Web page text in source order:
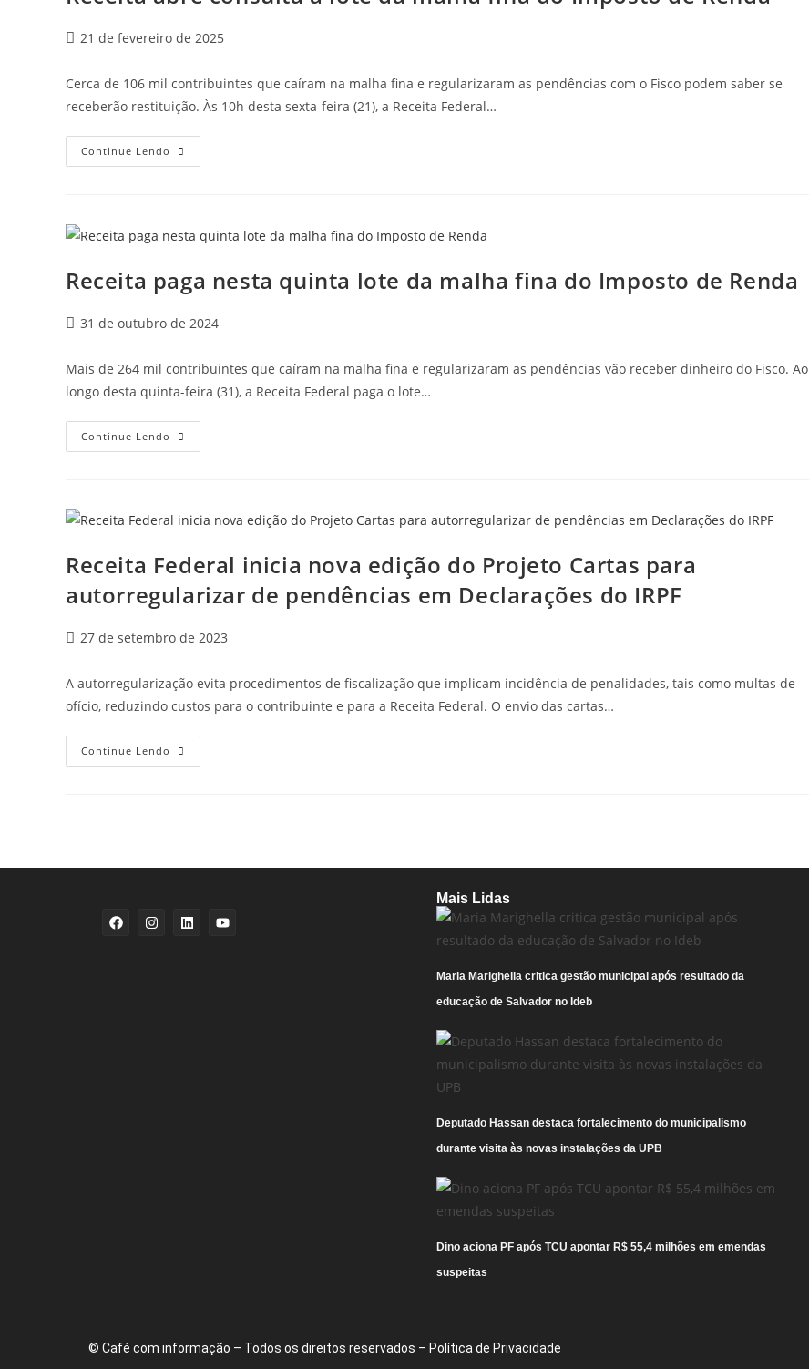
21 de fevereiro de 2025
Cerca de 106 mil contribuintes que caíram na malha fina e regularizaram as pendências com o Fisco podem saber se
receberão restituição. Às 10h desta sexta-feira (21), a Receita Federal…
Continue Lendo
Receita paga nesta quinta lote da malha fina do Imposto de Renda
31 de outubro de 2024
Mais de 264 mil contribuintes que caíram na malha fina e regularizaram as pendências vão receber dinheiro do Fisco. Ao
longo desta quinta-feira (31), a Receita Federal paga o lote…
Continue Lendo
Receita Federal inicia nova edição do Projeto Cartas para
autorregularizar de pendências em Declarações do IRPF
27 de setembro de 2023
A autorregularização evita procedimentos de fiscalização que implicam incidência de penalidades, tais como multas de
ofício, reduzindo custos para o contribuinte e para a Receita Federal. O envio das cartas…
Continue Lendo
Mais Lidas
Maria Marighella critica gestão municipal após resultado da
educação de Salvador no Ideb
Deputado Hassan destaca fortalecimento do municipalismo
durante visita às novas instalações da UPB
Dino aciona PF após TCU apontar R$ 55,4 milhões em emendas
suspeitas
© Café com informação – Todos os direitos reservados – Política de Privacidade